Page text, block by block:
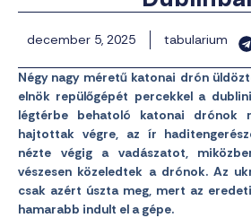
december 5, 2025 tabularium
Négy nagy méretű katonai drón
elnök repülőgépét percekkel a
légtérbe behatoló katonai drónok
hajtottak végre, az ír
nézte végig a vadászatot,
vészesen közeledtek a drónok. Az
csak azért úszta meg, mert az
hamarabb indult el a gépe.